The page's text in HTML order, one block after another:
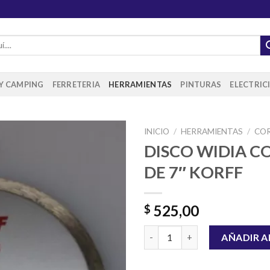
CAMPING FERRETERIA HERRAMIENTAS PINTURAS
INICIO / HERRAMIENTAS /
DISCO WIDIA
DE 7″ KORFF
$ 525,00
DISCO WIDIA CONTINUO DE
AÑADIR